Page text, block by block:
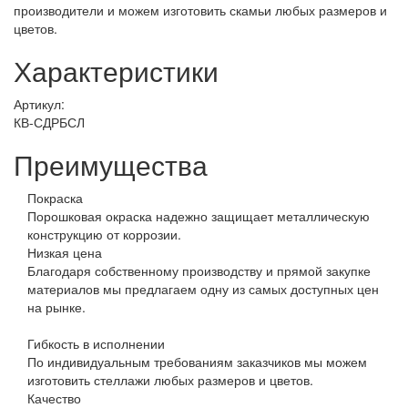
производители и можем изготовить скамьи любых размеров и
цветов.
Характеристики
Артикул:
КВ-СДРБСЛ
Преимущества
Покраска
Порошковая окраска надежно защищает металлическую
конструкцию от коррозии.
Низкая цена
Благодаря собственному производству и прямой закупке
материалов мы предлагаем одну из самых доступных цен
на рынке.
Гибкость в исполнении
По индивидуальным требованиям заказчиков мы можем
изготовить стеллажи любых размеров и цветов.
Качество